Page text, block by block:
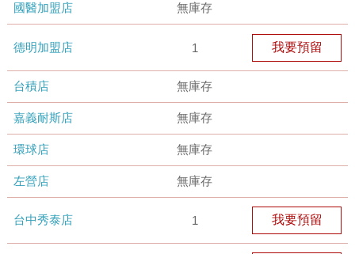
國醫加盟店 無庫存
德明加盟店 1 我要預留
台積店 無庫存
嘉義耐斯店 無庫存
環球店 無庫存
左營店 無庫存
台中秀泰店 1 我要預留